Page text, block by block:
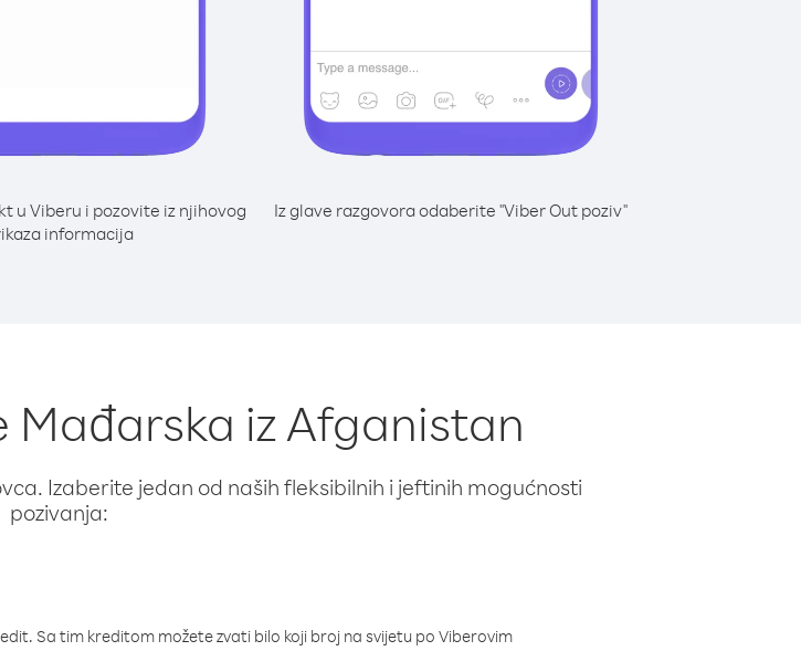
u Viberu i pozovite iz njihovog
informacija
Iz glave razgovora odaberite "Viber Out poziv"
Mađarska iz Afganistan
Izaberite jedan od naših fleksibilnih i jeftinih mogućnosti
pozivanja:
Sa tim kreditom možete zvati bilo koji broj na svijetu po Viberovim